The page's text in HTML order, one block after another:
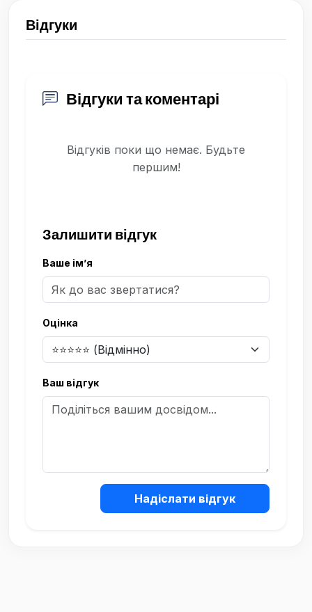
Відгуки
Відгуки та коментарі
Відгуків поки що немає. Будьте
першим!
Залишити відгук
Ваше ім’я
Оцінка
Ваш відгук
Надіслати відгук